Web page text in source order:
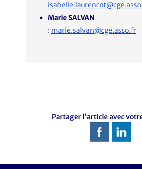
Marie SALVAN
: marie.salvan@cge.asso.fr
Partager l'article avec